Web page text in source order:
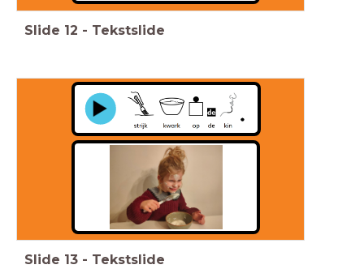
Slide 12 - Tekstslide
Slide 13 - Tekstslide